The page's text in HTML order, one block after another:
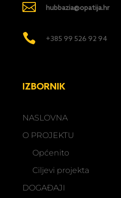
 hubbazia@opatija.hr
 +385 99 526 92 94
IZBORNIK
NASLOVNA
O PROJEKTU
Općenito
Ciljevi projekta
DOGAĐAJI